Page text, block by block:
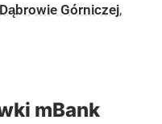
Dąbrowie Górniczej,
mBank